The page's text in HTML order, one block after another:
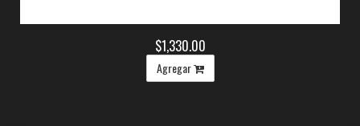
$1,330.00
Agregar